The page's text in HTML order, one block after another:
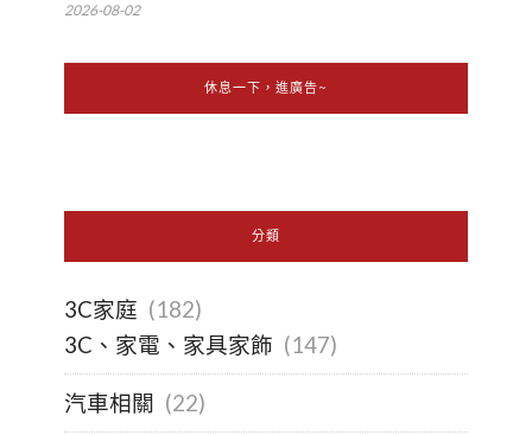
2026-08-02
休息一下，進廣告~
分類
3C家庭 (182)
3C、家電、家具家飾 (147)
汽車相關 (22)